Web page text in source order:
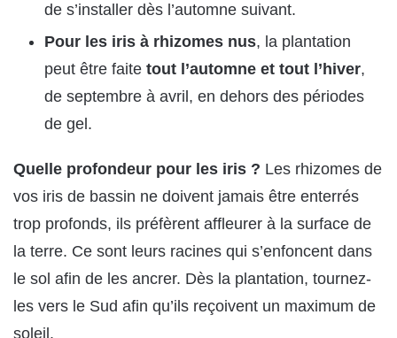
de s’installer dès l’automne suivant.
Pour les iris à rhizomes nus, la plantation
peut être faite tout l’automne et tout l’hiver,
de septembre à avril, en dehors des périodes
de gel.
Quelle profondeur pour les iris ? Les rhizomes de
vos iris de bassin ne doivent jamais être enterrés
trop profonds, ils préfèrent affleurer à la surface de
la terre. Ce sont leurs racines qui s’enfoncent dans
le sol afin de les ancrer. Dès la plantation, tournez-
les vers le Sud afin qu’ils reçoivent un maximum de
soleil.